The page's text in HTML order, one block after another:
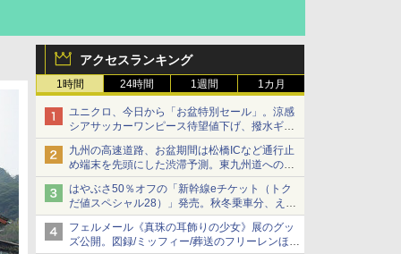
アクセスランキング
1時間 24時間 1週間 1カ月
ユニクロ、今日から「お盆特別セール」。涼感
シアサッカーワンピース待望値下げ、撥水ギア
ショーツは1990円に
九州の高速道路、お盆期間は松橋ICなど通行止
め端末を先頭にした渋滞予測。東九州道への迂
回は料金調整を実施
はやぶさ50％オフの「新幹線eチケット（トク
だ値スペシャル28）」発売。秋冬乗車分、えき
ねっと限定
フェルメール《真珠の耳飾りの少女》展のグッ
ズ公開。図録/ミッフィー/葬送のフリーレンほ